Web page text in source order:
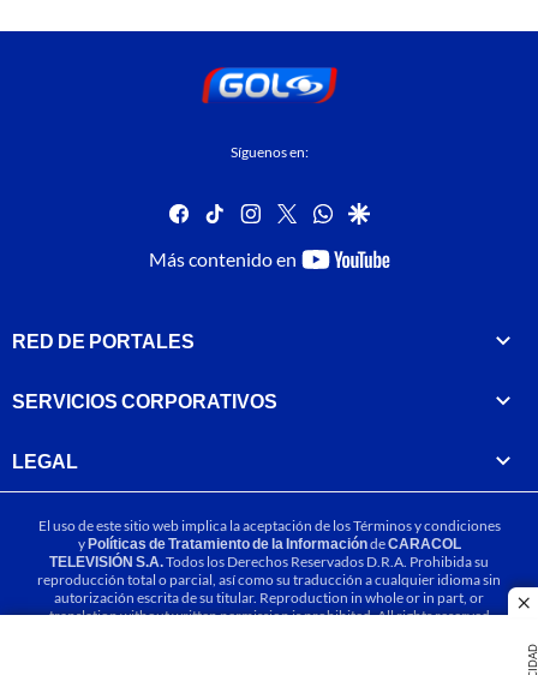
Síguenos en:
facebook
tiktok instagram
twitterwhatsapp
google
Más contenido en
youtube-
RED DE PORTALES
SERVICIOS CORPORATIVOS
LEGAL
El uso de este sitio web implica la aceptación de losTérminos y condiciones
yPolíticas de Tratamiento de la InformacióndeCARACOL
TELEVISIÓN S.A.Todos los Derechos Reservados D.R.A. Prohibida su
reproducción total o parcial, así como su traducción a cualquier idioma sin
autorización escrita de su titular. Reproduction in whole or in part, or
translation without written permission is prohibited. All rights reserved